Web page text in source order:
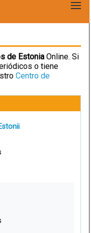
de Estonia Online. Si
o tiene
Centro de